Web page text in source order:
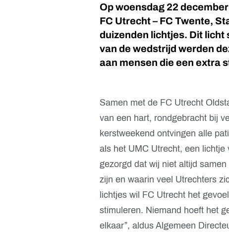
Op woensdag 22
FC Utrecht – FC Twente,
duizenden lichtjes. Dit licht
van de wedstrijd werden
aan mensen die een extra
Samen met de FC Utrecht
van een hart, rondgebracht bij
kerstweekend ontvingen alle
als het UMC Utrecht, een lichtje
gezorgd dat wij niet altijd
zijn en waarin veel Utrechters
lichtjes wil FC Utrecht het
stimuleren. Niemand hoeft het
elkaar”, aldus Algemeen